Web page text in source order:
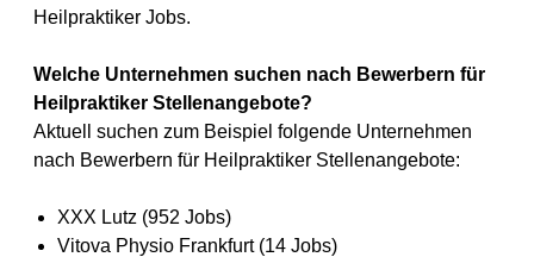
Heilpraktiker Jobs.
Welche Unternehmen suchen nach Bewerbern für
Heilpraktiker Stellenangebote?
Aktuell suchen zum Beispiel folgende Unternehmen
nach Bewerbern für Heilpraktiker Stellenangebote:
XXX Lutz (952 Jobs)
Vitova Physio Frankfurt (14 Jobs)